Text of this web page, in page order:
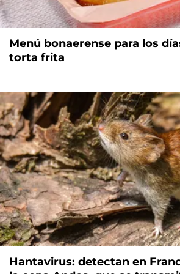
Menú bonaerense para los
torta frita
Hantavirus: detectan en